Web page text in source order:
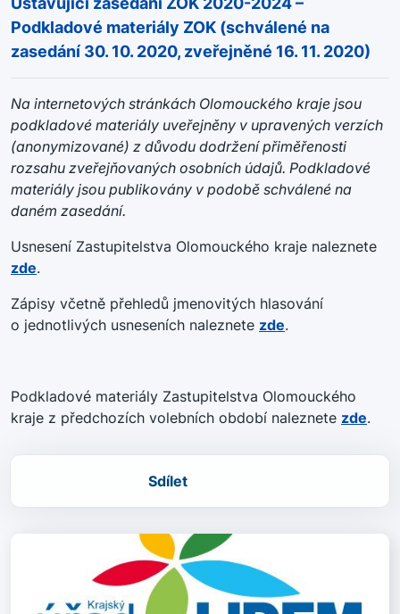
Podkladové materiály ZOK (schválené na
zasedání 30. 10. 2020, zveřejněné 16. 11. 2020)
Na internetových stránkách Olomouckého kraje jsou
podkladové materiály uveřejněny v upravených verzích
(anonymizované) z důvodu dodržení přiměřenosti
rozsahu zveřejňovaných osobních údajů. Podkladové
materiály jsou publikovány v podobě schválené na
daném zasedání.
Usnesení Zastupitelstva Olomouckého kraje naleznete
zde.
Zápisy včetně přehledů jmenovitých hlasování
o jednotlivých usneseních naleznete zde.
Podkladové materiály Zastupitelstva Olomouckého
kraje z předchozích volebních období naleznete zde.
Sdílet